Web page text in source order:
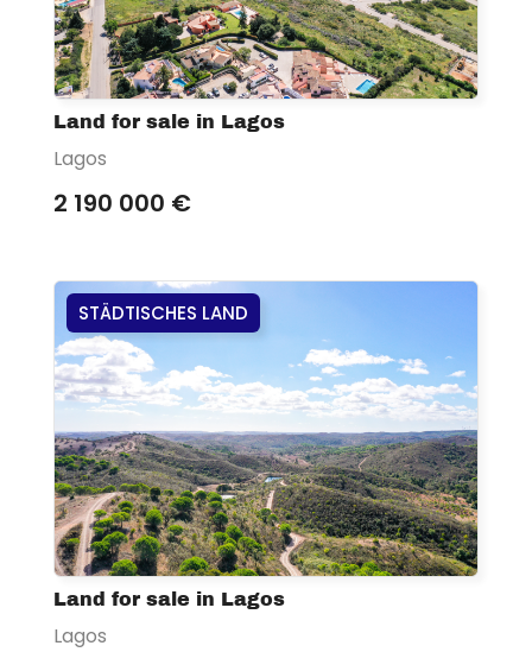
Land for sale in Lagos
Lagos
2 190 000 €
STÄDTISCHES LAND
Land for sale in Lagos
Lagos